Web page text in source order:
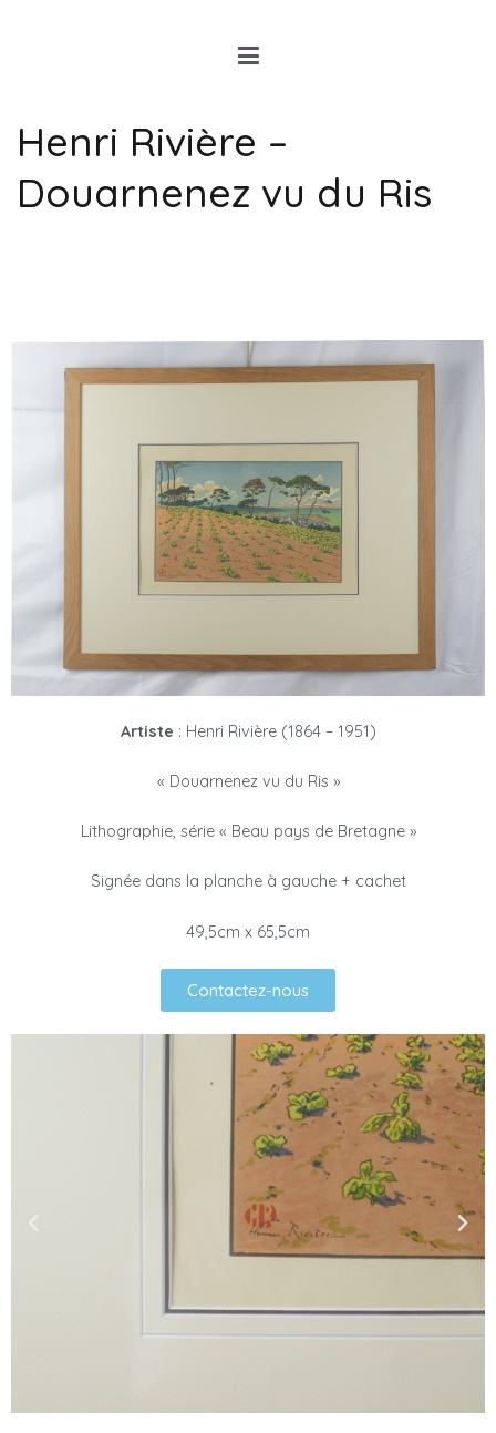
Henri Rivière –
Douarnenez vu du Ris
Artiste : Henri Rivière (1864 – 1951)
« Douarnenez vu du Ris »
Lithographie, série « Beau pays de Bretagne »
Signée dans la planche à gauche + cachet
49,5cm x 65,5cm
Contactez-nous